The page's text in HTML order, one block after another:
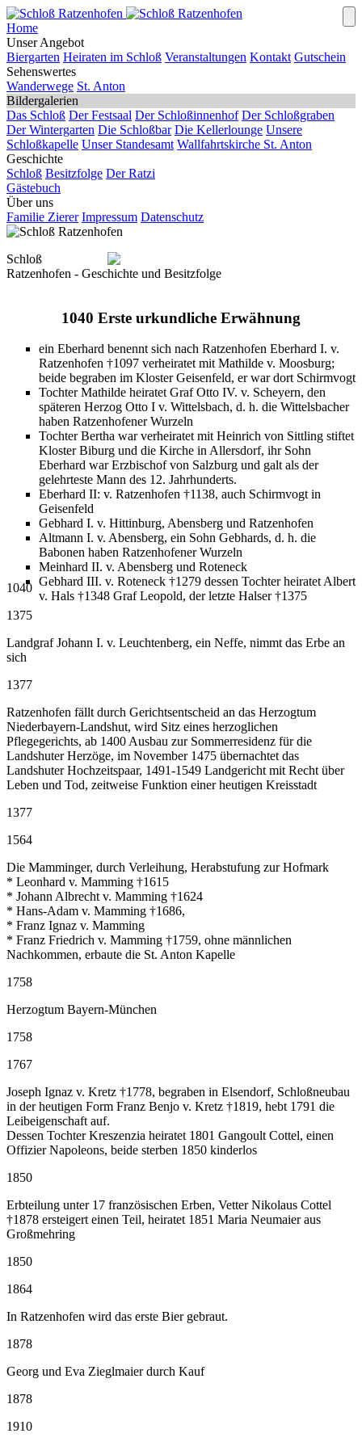
Home
Unser Angebot
Biergarten Heiraten im Schloß Veranstaltungen Kontakt Gutschein
Sehenswertes
Wanderwege St. Anton
Bildergalerien
Das Schloß Der Festsaal Der Schloßinnenhof Der Schloßgraben
Der Wintergarten Die Schloßbar Die Kellerlounge Unsere
Schloßkapelle Unser Standesamt Wallfahrtskirche St. Anton
Geschichte
Schloß Besitzfolge Der Ratzi
Gästebuch
Über uns
Familie Zierer Impressum Datenschutz
Schloß
Ratzenhofen - Geschichte und Besitzfolge
1040 Erste urkundliche Erwähnung
ein Eberhard benennt sich nach Ratzenhofen Eberhard I. v.
Ratzenhofen †1097 verheiratet mit Mathilde v. Moosburg;
beide begraben im Kloster Geisenfeld, er war dort Schirmvogt
Tochter Mathilde heiratet Graf Otto IV. v. Scheyern, den
späteren Herzog Otto I v. Wittelsbach, d. h. die Wittelsbacher
haben Ratzenhofener Wurzeln
Tochter Bertha war verheiratet mit Heinrich von Sittling stiftet
Kloster Biburg und die Kirche in Allersdorf, ihr Sohn
Eberhard war Erzbischof von Salzburg und galt als der
gelehrteste Mann des 12. Jahrhunderts.
Eberhard II: v. Ratzenhofen †1138, auch Schirmvogt in
Geisenfeld
Gebhard I. v. Hittinburg, Abensberg und Ratzenhofen
Altmann I. v. Abensberg, ein Sohn Gebhards, d. h. die
Babonen haben Ratzenhofener Wurzeln
Meinhard II. v. Abensberg und Roteneck
Gebhard III. v. Roteneck †1279 dessen Tochter heiratet Albert
v. Hals †1348 Graf Leopold, der letzte Halser †1375
1040
1375
Landgraf Johann I. v. Leuchtenberg, ein Neffe, nimmt das Erbe an
sich
1377
Ratzenhofen fällt durch Gerichtsentscheid an das Herzogtum
Niederbayern-Landshut, wird Sitz eines herzoglichen
Pflegegerichts, ab 1400 Ausbau zur Sommerresidenz für die
Landshuter Herzöge, im November 1475 übernachtet das
Landshuter Hochzeitspaar, 1491-1549 Landgericht mit Recht über
Leben und Tod, zeitweise Funktion einer heutigen Kreisstadt
1377
1564
Die Mamminger, durch Verleihung, Herabstufung zur Hofmark
* Leonhard v. Mamming †1615
* Johann Albrecht v. Mamming †1624
* Hans-Adam v. Mamming †1686,
* Franz Ignaz v. Mamming
* Franz Friedrich v. Mamming †1759, ohne männlichen
Nachkommen, erbaute die St. Anton Kapelle
1758
Herzogtum Bayern-München
1758
1767
Joseph Ignaz v. Kretz †1778, begraben in Elsendorf, Schloßneubau
in der heutigen Form Franz Benjo v. Kretz †1819, hebt 1791 die
Leibeigenschaft auf.
Dessen Tochter Kreszenzia heiratet 1801 Gangoult Cottel, einen
Offizier Napoleons, beide sterben 1850 kinderlos
1850
Erbteilung unter 17 französischen Erben, Vetter Nikolaus Cottel
†1878 ersteigert einen Teil, heiratet 1851 Maria Neumaier aus
Großmehring
1850
1864
In Ratzenhofen wird das erste Bier gebraut.
1878
Georg und Eva Zieglmaier durch Kauf
1878
1910